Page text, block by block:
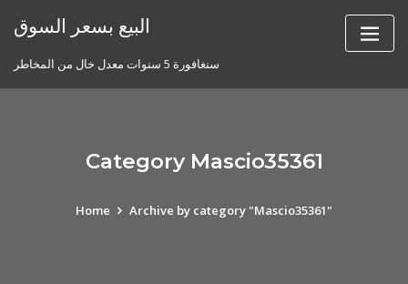
البيع بسعر السوق
سنغافورة 5 سنوات معدل خال من المخاطر
Category Mascio35361
Home Archive by category "Mascio35361"